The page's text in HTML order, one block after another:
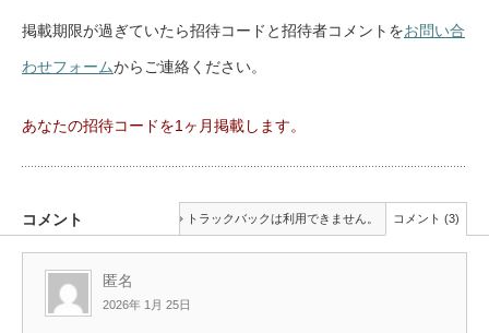
掲載期限が過ぎていたら招待コードと招待者コメントをお問い合
わせフォームからご連絡ください。
あなたの招待コードを1ヶ月掲載します。
コメント トラックバックは利用できません。 コメント (3)
匿名
2026年 1月 25日